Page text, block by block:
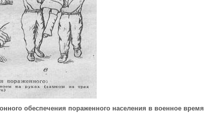
обеспечения пораженного населения в военное время